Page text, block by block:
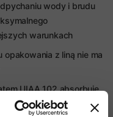
wody i brudu
warunkach
z liną nie ma
UIAA 102 absorbuje